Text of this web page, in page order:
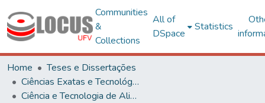
Communities
&
Collections
All of
DSpace
Statistics
Home
Teses e Dissertações
Ciências Exatas e Tecnológicas
Ciência e Tecnologia de Alimentos